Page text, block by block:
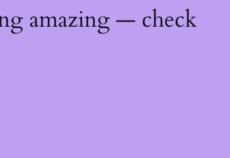
amazing — check